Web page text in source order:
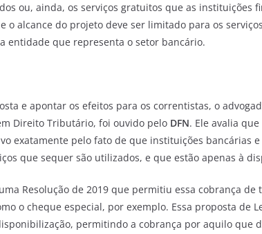
ou, ainda, os serviços gratuitos que as instituições
o alcance do projeto deve ser limitado para os
entidade que representa o setor bancário.
e apontar os efeitos para os correntistas, o
Direito Tributário, foi ouvido pelo DFN. Ele avalia
exatamente pelo fato de que instituições bancárias
que sequer são utilizados, e que estão apenas à
Resolução de 2019 que permitiu essa cobrança
o cheque especial, por exemplo. Essa proposta de
permitindo a cobrança por aquilo que